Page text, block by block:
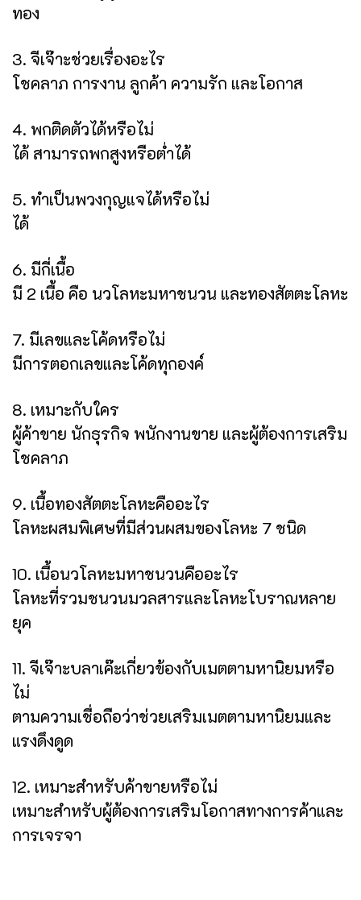
ทอง
3. จีเจ๊าะช่วยเรื่องอะไร
โชคลาภ การงาน ลูกค้า ความรัก และโอกาส
4. พกติดตัวได้หรือไม่
ได้ สามารถพกสูงหรือต่ำได้
5. ทำเป็นพวงกุญแจได้หรือไม่
ได้
6. มีกี่เนื้อ
มี 2 เนื้อ คือ นวโลหะมหาชนวน และทองสัตตะโลหะ
7. มีเลขและโค้ดหรือไม่
มีการตอกเลขและโค้ดทุกองค์
8. เหมาะกับใคร
ผู้ค้าขาย นักธุรกิจ พนักงานขาย และผู้ต้องการเสริม
โชคลาภ
9. เนื้อทองสัตตะโลหะคืออะไร
โลหะผสมพิเศษที่มีส่วนผสมของโลหะ 7 ชนิด
10. เนื้อนวโลหะมหาชนวนคืออะไร
โลหะที่รวมชนวนมวลสารและโลหะโบราณหลาย
ยุค
11. จีเจ๊าะบลาเค๊ะเกี่ยวข้องกับเมตตามหานิยมหรือ
ไม่
ตามความเชื่อถือว่าช่วยเสริมเมตตามหานิยมและ
แรงดึงดูด
12. เหมาะสำหรับค้าขายหรือไม่
เหมาะสำหรับผู้ต้องการเสริมโอกาสทางการค้าและ
การเจรจา